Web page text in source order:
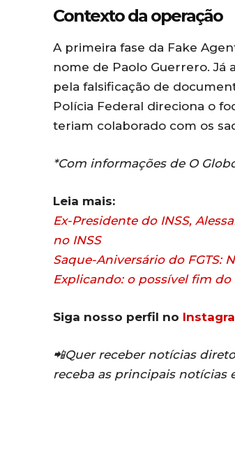
Contexto da operação
A primeira fase da Fake
nome de Paolo Guerrero. Já
pela falsificação de
Polícia Federal direciona o
teriam colaborado com os
*Com informações de O
Leia mais:
Ex-Presidente do INSS,
no INSS
Saque-Aniversário do FGTS:
Explicando: o possível fim do
Siga nosso perfil no
📲Quer receber notícias
receba as principais notícias